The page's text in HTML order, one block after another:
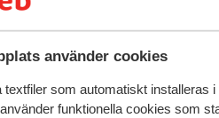
använder cookies
som automatiskt installeras
funktionella cookies som